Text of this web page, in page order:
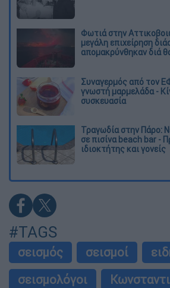
Φωτιά στην
μεγάλη επιχείρηση
απομακρύνθηκαν διά
Συναγερμός από τον
γνωστή μαρμελάδα -
συσκευασία
Τραγωδία στην Πάρο:
σε πισίνα beach bar -
ιδιοκτήτης και γονείς
#TAGS
σεισμός σεισμοί
σεισμολόγοι